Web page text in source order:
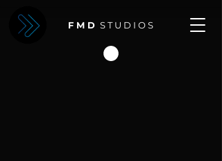
F M D S T U D I O S